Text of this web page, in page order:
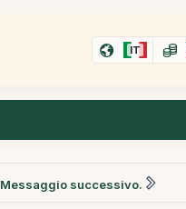
IT
Messaggio successivo.